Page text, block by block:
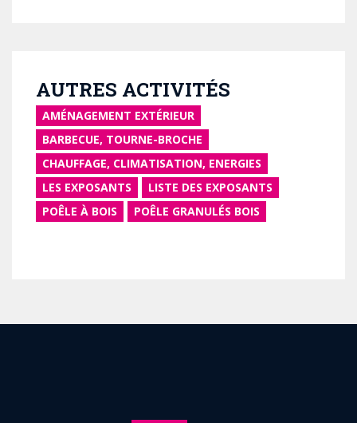
AUTRES ACTIVITÉS
AMÉNAGEMENT EXTÉRIEUR
BARBECUE, TOURNE-BROCHE
CHAUFFAGE, CLIMATISATION, ENERGIES
LES EXPOSANTS
LISTE DES EXPOSANTS
POÊLE À BOIS
POÊLE GRANULÉS BOIS